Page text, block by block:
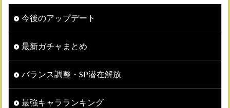
今後のアップデート
最新ガチャまとめ
バランス調整・SP潜在解放
最強キャラランキング